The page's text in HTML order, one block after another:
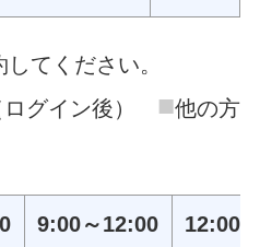
てください。
ログイン後） ■他の方
9:00～12:00 12:00